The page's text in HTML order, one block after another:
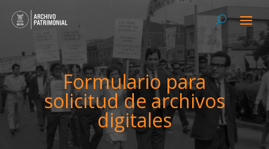
Formulario para
solicitud de archivos
digitales